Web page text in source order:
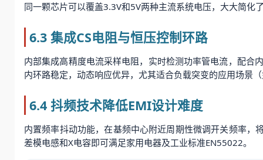
同一颗芯片可以覆盖3.3V和5V两种主流系统电压，大大简化
6.3 集成CS电阻与恒压控制环路
内部集成高精度电流采样电阻，实时检测功率管电流，配合
内环路稳定，动态响应优异，尤其适合负载突变的应用场景
6.4 抖频技术降低EMI设计难度
内置频率抖动功能，在基频中心附近周期性微调开关频率
差模电感和X电容即可满足家用电器及工业标准EN55022。